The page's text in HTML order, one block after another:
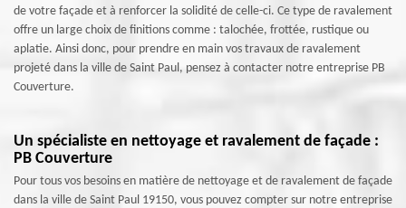
de votre façade et à renforcer la solidité de celle-ci. Ce type de ravalement
offre un large choix de finitions comme : talochée, frottée, rustique ou
aplatie. Ainsi donc, pour prendre en main vos travaux de ravalement
projeté dans la ville de Saint Paul, pensez à contacter notre entreprise PB
Couverture.
Un spécialiste en nettoyage et ravalement de façade :
PB Couverture
Pour tous vos besoins en matière de nettoyage et de ravalement de façade
dans la ville de Saint Paul 19150, vous pouvez compter sur notre entreprise